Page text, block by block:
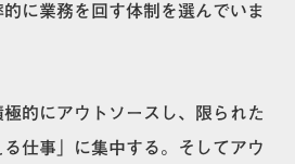
に業務を回す体制を選んでいま
的にアウトソースし、限られた
仕事」に集中する。そしてアウ